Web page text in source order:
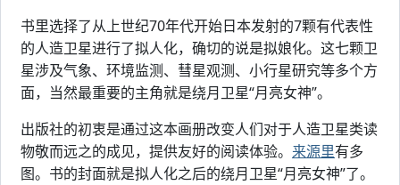
书里选择了从上世纪70年代开始日本发射的7颗有代表性
的人造卫星进行了拟人化，确切的说是拟娘化。这七颗卫
星涉及气象、环境监测、彗星观测、小行星研究等多个方
面，当然最重要的主角就是绕月卫星“月亮女神”。
出版社的初衷是通过这本画册改变人们对于人造卫星类读
物敬而远之的成见，提供友好的阅读体验。 来源里有多
图。书的封面就是拟人化之后的绕月卫星“月亮女神”了。